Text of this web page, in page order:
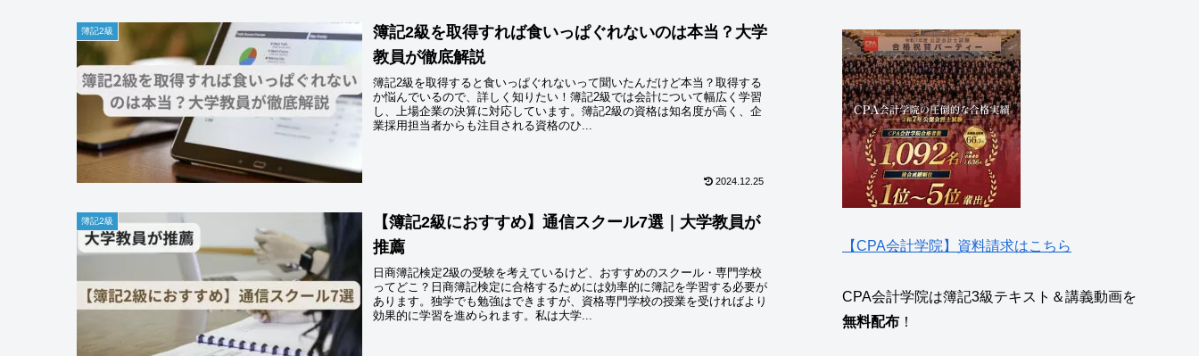
簿記2級
簿記2級を取得すれば食いっぱぐれないのは本当？大学
教員が徹底解説
簿記2級を取得すると食いっぱぐれないって聞いたんだけど本当？取得する
か悩んでいるので、詳しく知りたい！簿記2級では会計について幅広く学習
し、上場企業の決算に対応しています。簿記2級の資格は知名度が高く、企
業採用担当者からも注目される資格のひ...
2024.12.25
簿記2級
【簿記2級におすすめ】通信スクール7選｜大学教員が
推薦
日商簿記検定2級の受験を考えているけど、おすすめのスクール・専門学校
ってどこ？日商簿記検定に合格するためには効率的に簿記を学習する必要が
あります。独学でも勉強はできますが、資格専門学校の授業を受ければより
効果的に学習を進められます。私は大学...
【CPA会計学院】資料請求はこちら
CPA会計学院は簿記3級テキスト＆講義動画を
無料配布 ！